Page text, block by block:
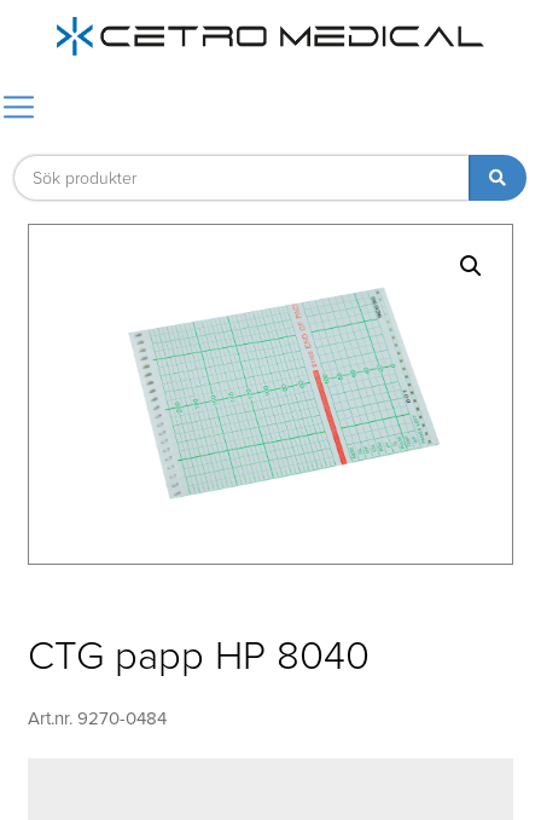
CTG papp HP 8040
Art.nr. 9270-0484